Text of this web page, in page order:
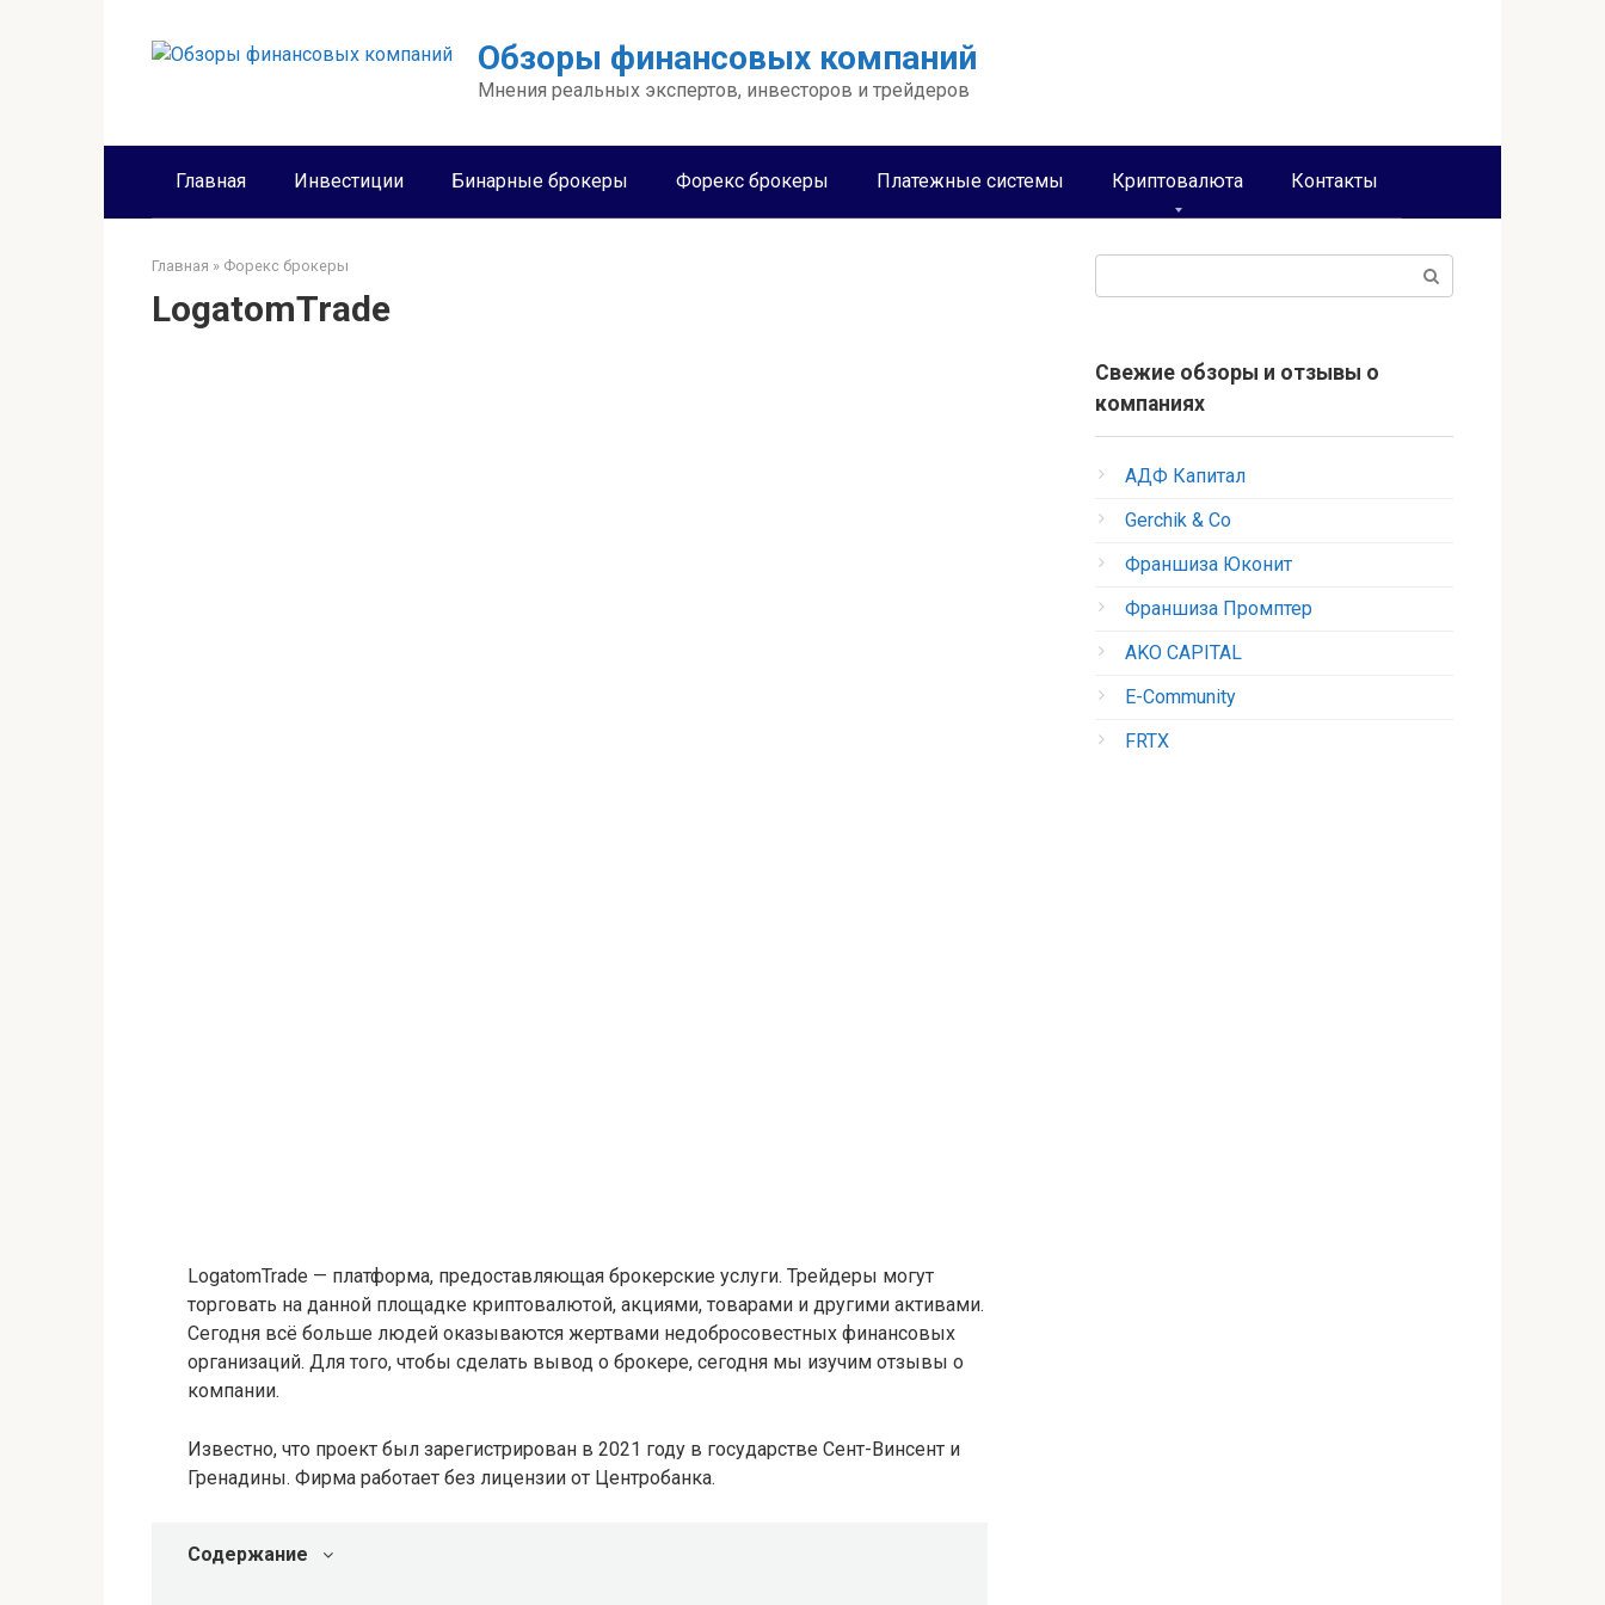
Обзоры финансовых компаний
Мнения реальных экспертов, инвесторов и трейдеров
Главная Инвестиции Бинарные брокеры Форекс брокеры Платежные системы Криптовалюта Контакты
Главная » Форекс брокеры
LogatomTrade
LogatomTrade — платформа, предоставляющая брокерские услуги. Трейдеры могут
торговать на данной площадке криптовалютой, акциями, товарами и другими активами.
Сегодня всё больше людей оказываются жертвами недобросовестных финансовых
организаций. Для того, чтобы сделать вывод о брокере, сегодня мы изучим отзывы о
компании.
Известно, что проект был зарегистрирован в 2021 году в государстве Сент-Винсент и
Гренадины. Фирма работает без лицензии от Центробанка.
Содержание
Свежие обзоры и отзывы о
компаниях
АДФ Капитал
Gerchik & Co
Франшиза Юконит
Франшиза Промптер
AKO CAPITAL
E-Community
FRTX